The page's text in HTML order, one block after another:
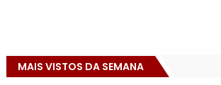
MAIS VISTOS DA SEMANA